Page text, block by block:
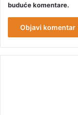
buduće komentare.